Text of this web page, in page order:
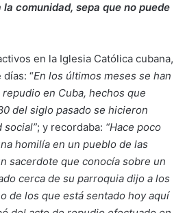
comunidad, sepa que no puede
en la Iglesia Católica cubana,
“En los últimos meses se han
en Cuba, hechos que
del siglo pasado se hicieron
social”; y recordaba: “Hace poco
homilía en un pueblo de las
sacerdote que conocía sobre un
cerca de su parroquia dijo a los
de los que está sentado hoy aquí